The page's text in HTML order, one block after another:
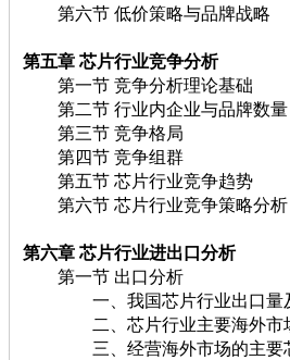
第六节 低价策略与品牌战略
第五章 芯片行业竞争分析
第一节 竞争分析理论基础
第二节 行业内企业与品牌数量
第三节 竞争格局
第四节 竞争组群
第五节 芯片行业竞争趋势
第六节 芯片行业竞争策略分析
第六章 芯片行业进出口分析
第一节 出口分析
一、我国芯片行业出口量
二、芯片行业主要海外市
三、经营海外市场的主要芯